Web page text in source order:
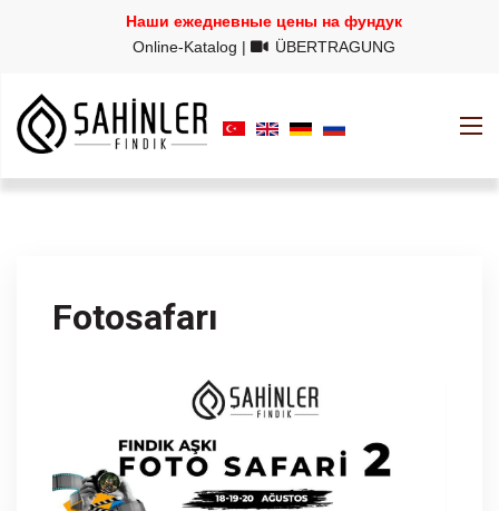
Наши ежедневные цены на фундук
Online-Katalog | ÜBERTRAGUNG
Fotosafarı